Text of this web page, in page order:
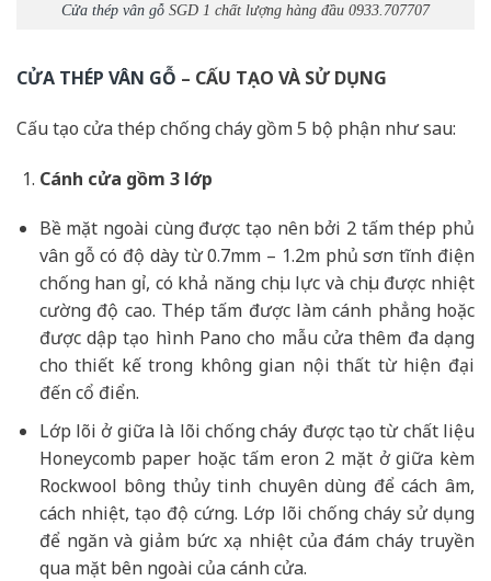
Cửa thép vân gỗ SGD 1 chất lượng hàng đầu 0933.707707
CỬA THÉP VÂN GỖ – CẤU TẠO VÀ SỬ DỤNG
Cấu tạo cửa thép chống cháy gồm 5 bộ phận như sau:
Cánh cửa gồm 3 lớp
Bề mặt ngoài cùng được tạo nên bởi 2 tấm thép phủ
vân gỗ có độ dày từ 0.7mm – 1.2m phủ sơn tĩnh điện
chống han gỉ, có khả năng chịu lực và chịu được nhiệt
cường độ cao. Thép tấm được làm cánh phẳng hoặc
được dập tạo hình Pano cho mẫu cửa thêm đa dạng
cho thiết kế trong không gian nội thất từ hiện đại
đến cổ điển.
Lớp lõi ở giữa là lõi chống cháy được tạo từ chất liệu
Honeycomb paper hoặc tấm eron 2 mặt ở giữa kèm
Rockwool bông thủy tinh chuyên dùng để cách âm,
cách nhiệt, tạo độ cứng. Lớp lõi chống cháy sử dụng
để ngăn và giảm bức xạ nhiệt của đám cháy truyền
qua mặt bên ngoài của cánh cửa.